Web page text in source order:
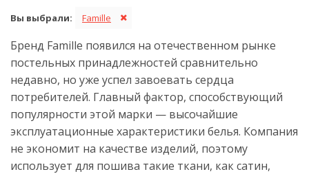
Вы выбрали: Famille
Бренд Famille появился на отечественном рынке
постельных принадлежностей сравнительно
недавно, но уже успел завоевать сердца
потребителей. Главный фактор, способствующий
популярности этой марки — высочайшие
эксплуатационные характеристики белья. Компания
не экономит на качестве изделий, поэтому
использует для пошива такие ткани, как сатин,